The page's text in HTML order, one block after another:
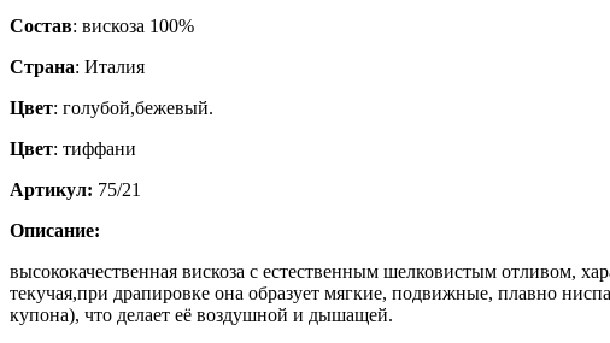
Состав: вискоза 100%
Страна: Италия
Цвет: голубой,бежевый.
Цвет: тиффани
Артикул: 75/21
Описание:
высококачественная вискоза с естественным шелковистым отливом,
текучая,при драпировке она образует мягкие, подвижные, плавно
купона), что делает её воздушной и дышащей.